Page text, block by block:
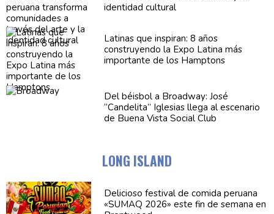
identidad cultural
Latinas que inspiran: 8 años
construyendo la Expo Latina más
importante de los Hamptons
Del béisbol a Broadway: José
“Candelita” Iglesias llega al escenario
de Buena Vista Social Club
LONG ISLAND
Delicioso festival de comida peruana
«SUMAQ 2026» este fin de semana en